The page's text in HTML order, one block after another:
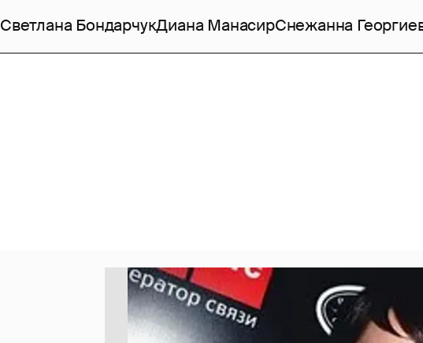
Светлана БондарчукДиана МанасирСнежанна